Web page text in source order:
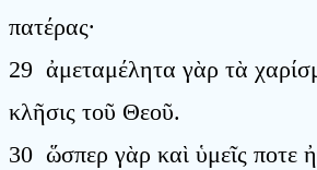
πατέρας·
29 ἀμεταμέλητα γὰρ τὰ
κλῆσις τοῦ Θεοῦ.
30 ὥσπερ γὰρ καὶ ὑμεῖς ποτε